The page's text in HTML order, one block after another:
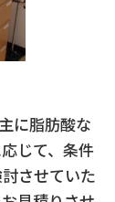
に脂肪酸な
じて、条件
させていた